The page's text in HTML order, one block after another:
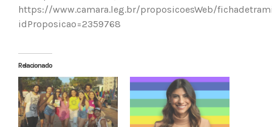
https://www.camara.leg.br/proposicoesWeb/
idProposicao=2359768
Relacionado